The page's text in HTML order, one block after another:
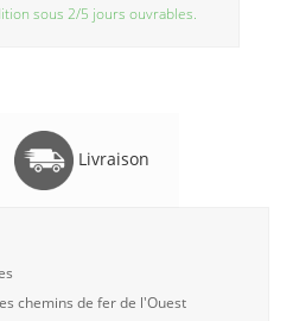
sous 2/5 jours ouvrables.
Livraison
chemins de fer de l'Ouest